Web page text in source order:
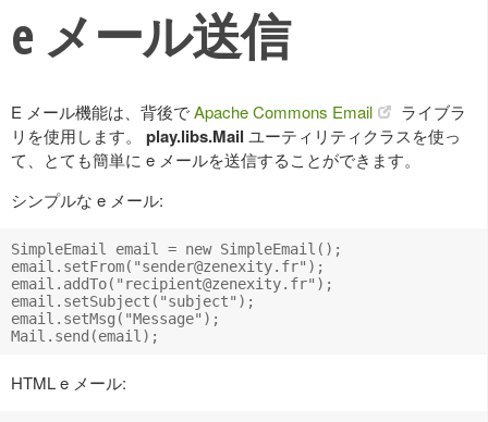
e メール送信
E メール機能は、背後でApache Commons Email
ライブラ
リを使用します。 play.libs.Mail ユーティリティクラスを使っ
て、とても簡単に e メールを送信することができます。
シンプルな e メール:
SimpleEmail email = new SimpleEmail();
email.setFrom("sender@zenexity.fr");
email.addTo(" recipient@zenexity.fr");
email.setSubject("subject");
email.setMsg("Message");
HTML e メール: